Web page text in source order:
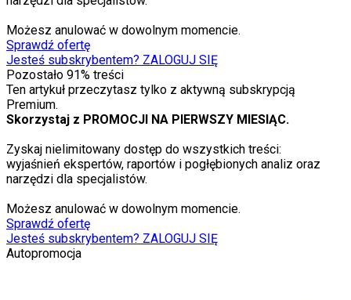
Możesz anulować w dowolnym momencie.
Sprawdź ofertę
Jesteś subskrybentem? ZALOGUJ SIĘ
Pozostało 91% treści
Ten artykuł przeczytasz tylko z aktywną subskrypcją
Premium.
Skorzystaj z PROMOCJI NA PIERWSZY MIESIĄC.
Zyskaj nielimitowany dostęp do wszystkich treści:
wyjaśnień ekspertów, raportów i pogłębionych analiz oraz
narzędzi dla specjalistów.
Możesz anulować w dowolnym momencie.
Sprawdź ofertę
Jesteś subskrybentem? ZALOGUJ SIĘ
Autopromocja